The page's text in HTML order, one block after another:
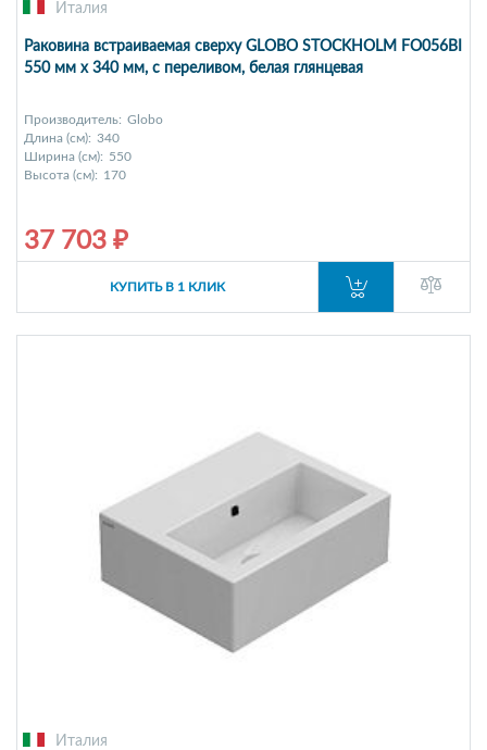
Италия
Раковина встраиваемая сверху GLOBO STOCKHOLM FO056BI
550 мм х 340 мм, с переливом, белая глянцевая
Производитель: Globo
Длина (см): 340
Ширина (см): 550
Высота (см): 170
37 703 ₽
КУПИТЬ В 1 КЛИК
Италия